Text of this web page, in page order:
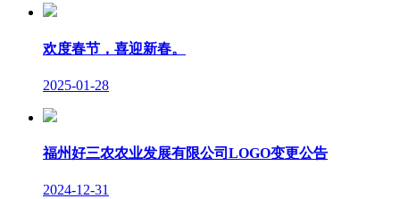
欢度春节，喜迎新春。
2025-01-28
福州好三农农业发展有限公司LOGO变更公告
2024-12-31